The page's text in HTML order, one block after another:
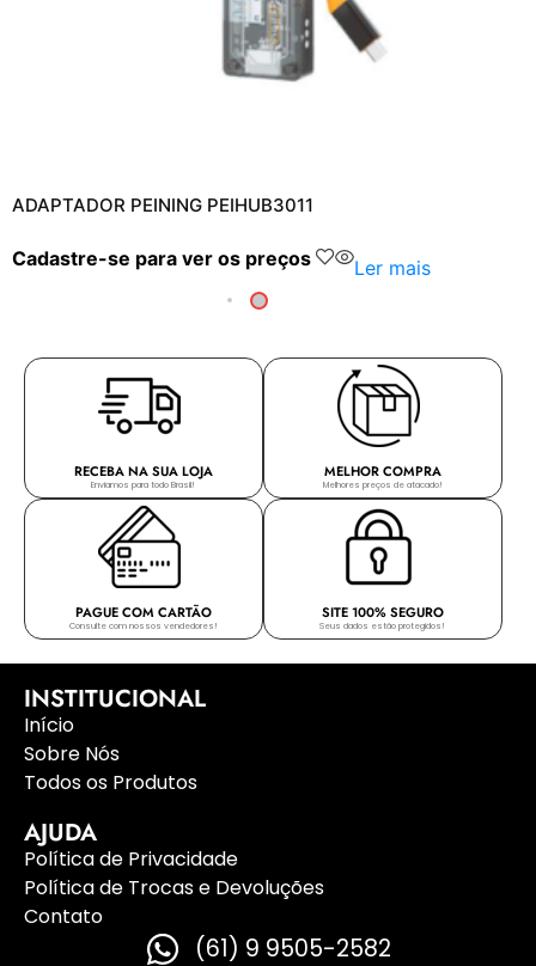
ADAPTADOR PEINING PEIHUB3011
Cadastre-se para ver os preços Ler mais
RECEBA NA SUA LOJA
Enviamos para todo Brasil!
MELHOR COMPRA
Melhores preços de atacado!
PAGUE COM CARTÃO
Consulte com nossos vendedores!
SITE 100% SEGURO
Seus dados estão protegidos!
INSTITUCIONAL
Início
Sobre Nós
Todos os Produtos
AJUDA
Política de Privacidade
Política de Trocas e Devoluções
Contato
(61) 9 9505-2582